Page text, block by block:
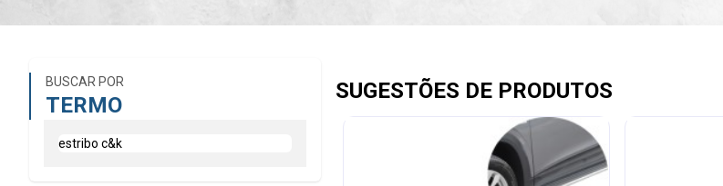
BUSCAR POR
TERMO
SUGESTÕES DE PRODUTOS